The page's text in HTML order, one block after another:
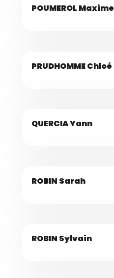
POUMEROL Maxime
PRUDHOMME Chloé
QUERCIA Yann
ROBIN Sarah
ROBIN Sylvain